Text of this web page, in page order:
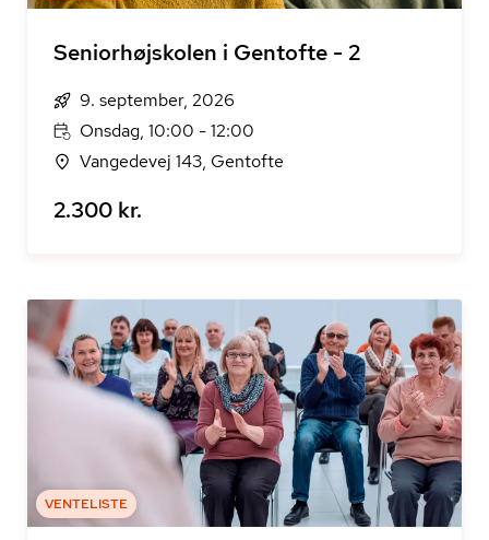
Seniorhøjskolen i Gentofte - 2
9. september, 2026
Onsdag, 10:00 - 12:00
Vangedevej 143, Gentofte
2.300 kr.
VENTELISTE